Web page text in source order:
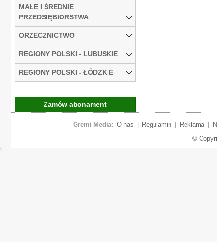
MAŁE I ŚREDNIE
PRZEDSIĘBIORSTWA
ORZECZNICTWO
REGIONY POLSKI - LUBUSKIE
REGIONY POLSKI - ŁÓDZKIE
Zamów abonament
Gremi Media: O nas Regulamin Reklama
©